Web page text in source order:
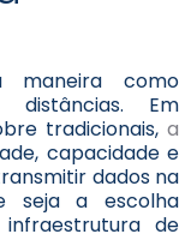
maneira como
Em
tradicionais,a
capacidade e
dados na
seja a escolha
de